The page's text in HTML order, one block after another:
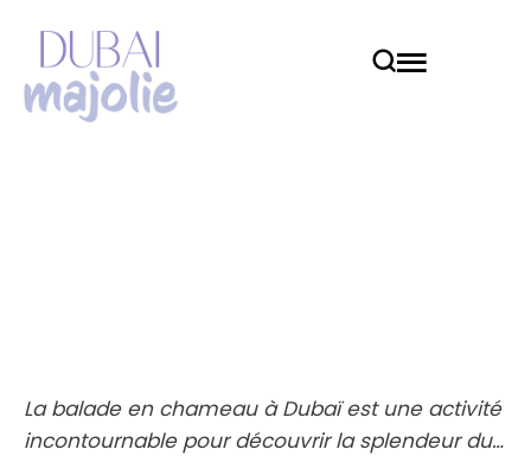
La balade en chameau à Dubaï est une activité
incontournable pour découvrir la splendeur du